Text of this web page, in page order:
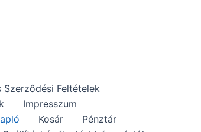
Szerződési Feltételek
Impresszum
Kosár
Pénztár